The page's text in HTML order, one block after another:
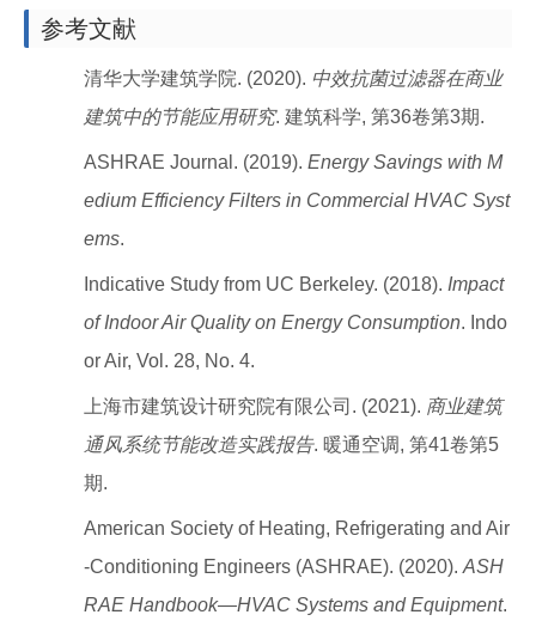
参考文献
清华大学建筑学院. (2020). 中效抗菌过滤器在商业
建筑中的节能应用研究. 建筑科学, 第36卷第3期.
ASHRAE Journal. (2019). Energy Savings with M
edium Efficiency Filters in Commercial HVAC Syst
ems.
Indicative Study from UC Berkeley. (2018). Impact
of Indoor Air Quality on Energy Consumption. Indo
or Air, Vol. 28, No. 4.
上海市建筑设计研究院有限公司. (2021). 商业建筑
通风系统节能改造实践报告. 暖通空调, 第41卷第5
期.
American Society of Heating, Refrigerating and Air
-Conditioning Engineers (ASHRAE). (2020). ASH
RAE Handbook—HVAC Systems and Equipment.